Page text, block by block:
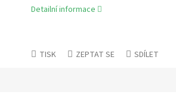
Detailní informace
TISK ZEPTAT SE SDÍLET